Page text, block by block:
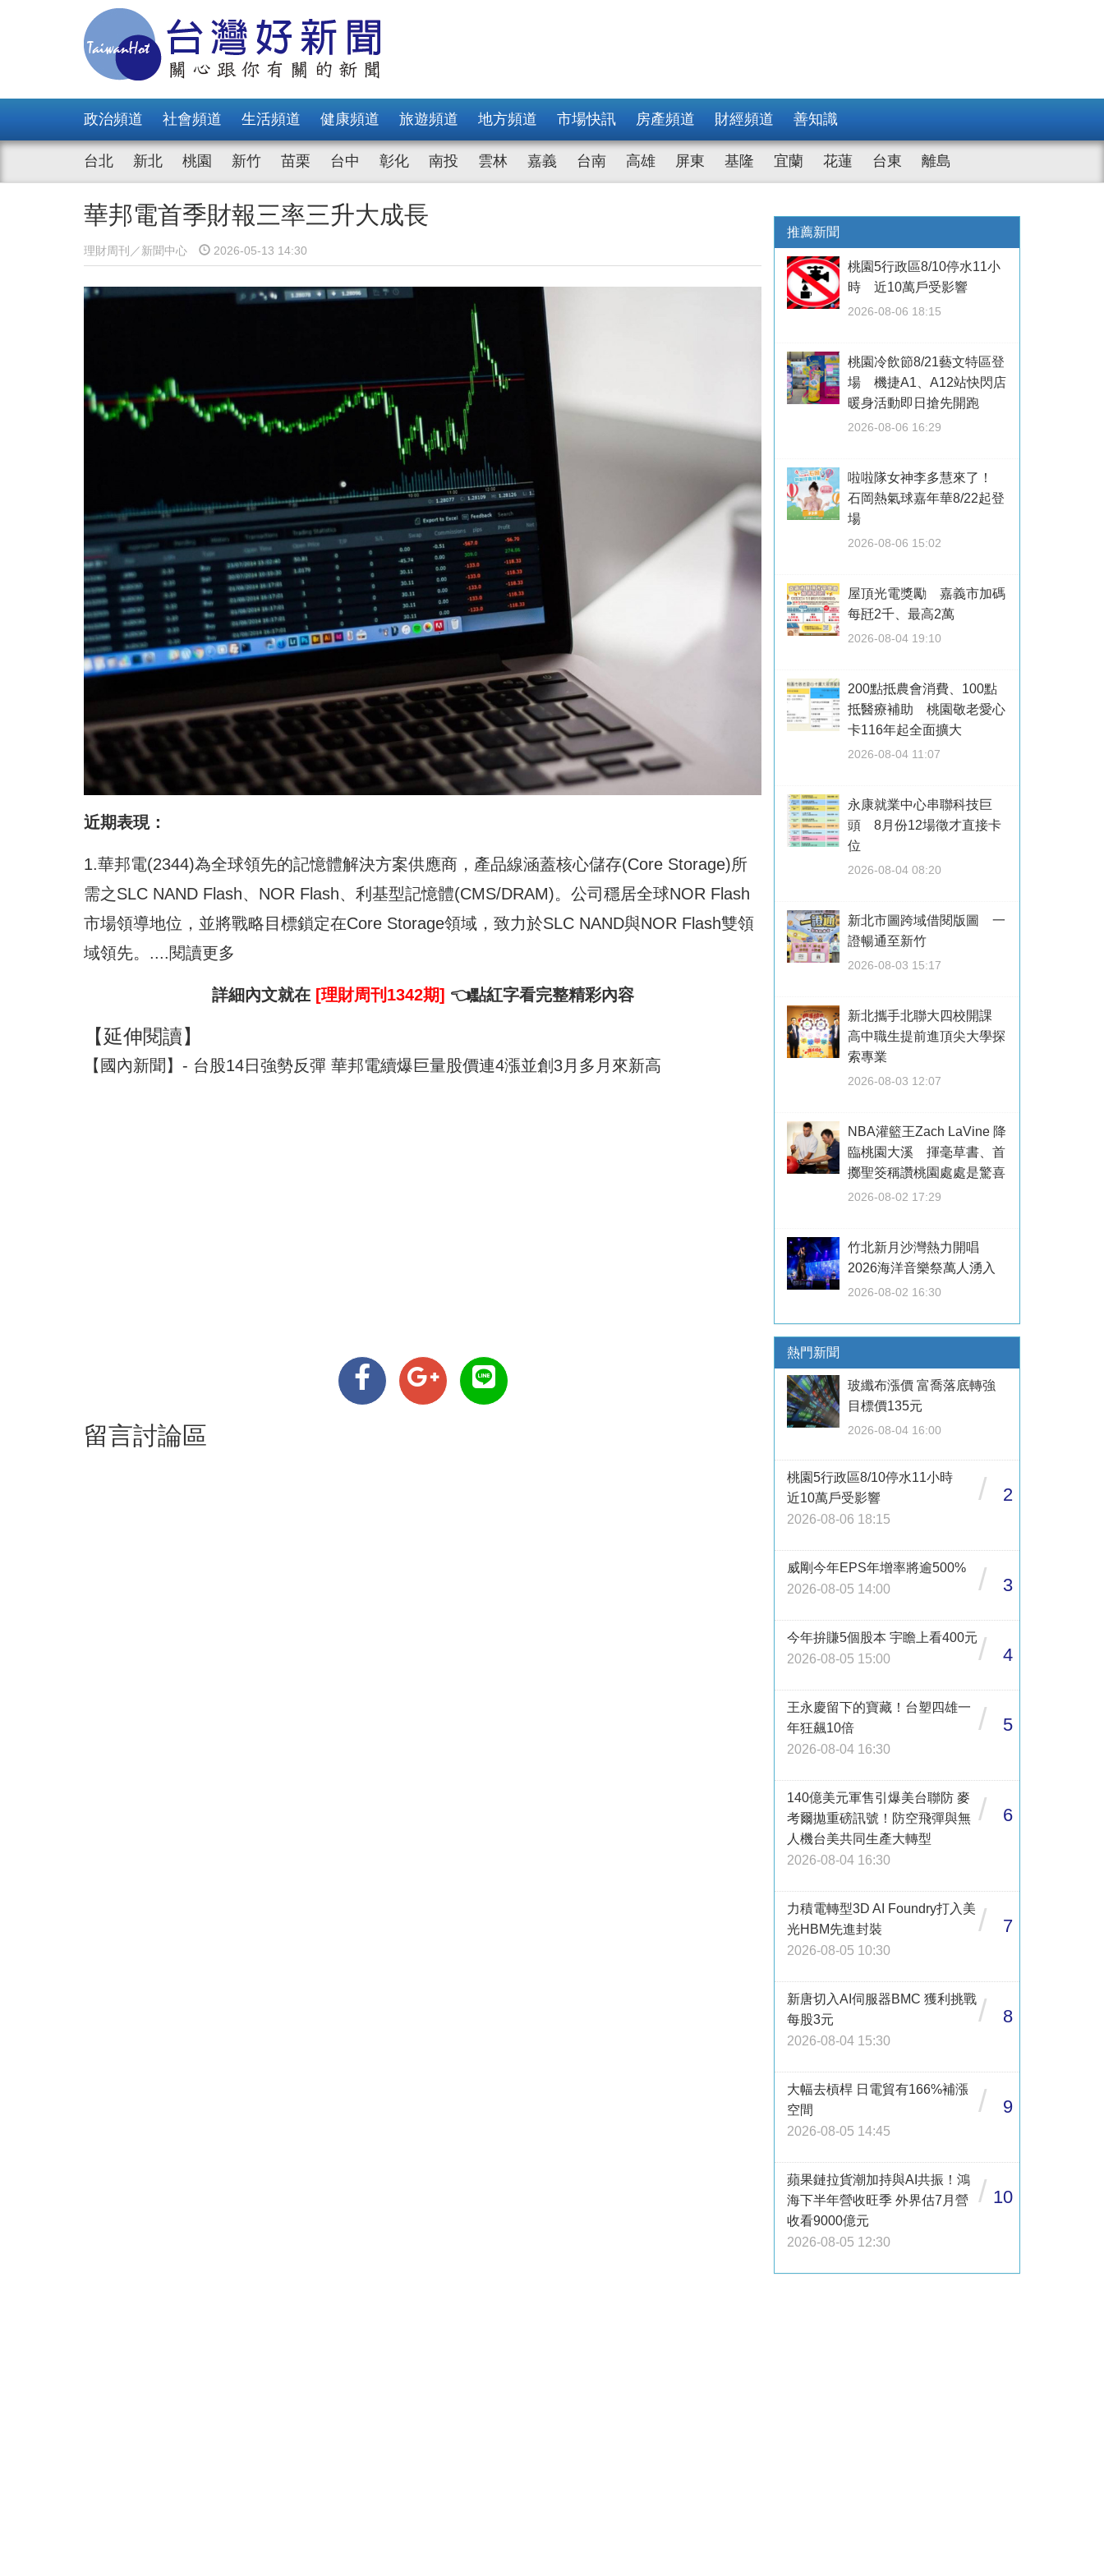
政治頻道 社會頻道 生活頻道 健康頻道 旅遊頻道 地方頻道 市場快訊 房產頻道 財經頻道 善知識
台北 新北 桃園 新竹 苗栗 台中 彰化 南投 雲林 嘉義 台南 高雄 屏東 基隆 宜蘭 花蓮 台東 離島
華邦電首季財報三率三升大成長
理財周刊／新聞中心 2026-05-13 14:30
近期表現：
1.華邦電(2344)為全球領先的記憶體解決方案供應商，產品線涵蓋核心儲存(Core Storage)所
需之SLC NAND Flash、NOR Flash、利基型記憶體(CMS/DRAM)。公司穩居全球NOR Flash
市場領導地位，並將戰略目標鎖定在Core Storage領域，致力於SLC NAND與NOR Flash雙領
域領先。....閱讀更多
詳細內文就在 [理財周刊1342期] 👈點紅字看完整精彩內容
【延伸閱讀】
【國內新聞】- 台股14日強勢反彈 華邦電續爆巨量股價連4漲並創3月多月來新高
留言討論區
推薦新聞
桃園5行政區8/10停水11小
時 近10萬戶受影響
2026-08-06 18:15
桃園冷飲節8/21藝文特區登
場 機捷A1、A12站快閃店
暖身活動即日搶先開跑
2026-08-06 16:29
啦啦隊女神李多慧來了！
石岡熱氣球嘉年華8/22起登
場
2026-08-06 15:02
屋頂光電獎勵 嘉義市加碼
每瓩2千、最高2萬
2026-08-04 19:10
200點抵農會消費、100點
抵醫療補助 桃園敬老愛心
卡116年起全面擴大
2026-08-04 11:07
永康就業中心串聯科技巨
頭 8月份12場徵才直接卡
位
2026-08-04 08:20
新北市圖跨域借閱版圖 一
證暢通至新竹
2026-08-03 15:17
新北攜手北聯大四校開課
高中職生提前進頂尖大學探
索專業
2026-08-03 12:07
NBA灌籃王Zach LaVine 降
臨桃園大溪 揮毫草書、首
擲聖筊稱讚桃園處處是驚喜
2026-08-02 17:29
竹北新月沙灣熱力開唱
2026海洋音樂祭萬人湧入
2026-08-02 16:30
熱門新聞
玻纖布漲價 富喬落底轉強
目標價135元
2026-08-04 16:00
桃園5行政區8/10停水11小時
近10萬戶受影響
2026-08-06 18:15
/ 2
威剛今年EPS年增率將逾500%
2026-08-05 14:00
/ 3
今年拚賺5個股本 宇瞻上看400元
2026-08-05 15:00
/ 4
王永慶留下的寶藏！台塑四雄一
年狂飆10倍
2026-08-04 16:30
/ 5
140億美元軍售引爆美台聯防 麥
考爾拋重磅訊號！防空飛彈與無
人機台美共同生產大轉型
2026-08-04 16:30
/ 6
力積電轉型3D AI Foundry打入美
光HBM先進封裝
2026-08-05 10:30
/ 7
新唐切入AI伺服器BMC 獲利挑戰
每股3元
2026-08-04 15:30
/ 8
大幅去槓桿 日電貿有166%補漲
空間
2026-08-05 14:45
/ 9
蘋果鏈拉貨潮加持與AI共振！鴻
海下半年營收旺季 外界估7月營
收看9000億元
2026-08-05 12:30
/ 10